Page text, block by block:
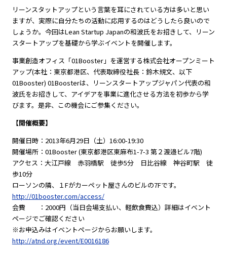
リーンスタットアップという言葉を耳にされている方は多いと思い
ますが、実際に自分たちの活動に応用するのはどうしたら良いので
しょうか。今回はLean Startup Japanの和波氏をお招きして、リーン
スタートアップを基礎から学ぶイベントを開催します。
事業創造オフィス「01Booster」を運営する株式会社オープンミート
アップ(本社：東京都港区、代表取締役社長：鈴木規文、以下
01Booster) 01Boosterは、リーンスタートアップジャパン代表の和
波氏をお招きして、アイデアを事業に進化させる方法を初歩から学
びます。是非、この機会にご参集ください。
【開催概要】
開催日時：2013年6月29日（土）16:00-19:30
開催場所：01Booster (東京都港区東麻布1-7-3 第２渡邉ビル7階)
アクセス：大江戸線 赤羽橋駅 徒歩5分 日比谷線 神谷町駅 徒
歩10分
ローソンの隣、１Fがカーペット屋さんのビルの7Fです。
http://01booster.com/access/
会費 ：2000円（当日会場支払い、軽飲食費込）詳細はイベント
ページでご確認ください
※お申込みはイベントページからお願いします。
http://atnd.org/event/E0016186